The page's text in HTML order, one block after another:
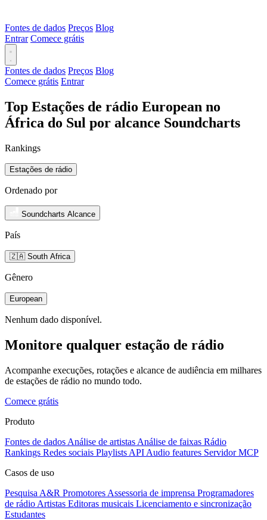
Fontes de dados Preços Blog
Entrar Comece grátis
Fontes de dados Preços Blog
Comece grátis Entrar
Top Estações de rádio European no
África do Sul por alcance Soundcharts
Rankings
Estações de rádio
Ordenado por
Soundcharts Alcance
País
🇿🇦 South Africa
Gênero
European
Nenhum dado disponível.
Monitore qualquer estação de rádio
Acompanhe execuções, rotações e alcance de audiência em milhares
de estações de rádio no mundo todo.
Comece grátis
Produto
Fontes de dados Análise de artistas Análise de faixas Rádio
Rankings Redes sociais Playlists API Audio features Servidor MCP
Casos de uso
Pesquisa A&R Promotores Assessoria de imprensa Programadores
de rádio Artistas Editoras musicais Licenciamento e sincronização
Estudantes